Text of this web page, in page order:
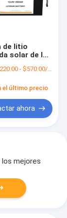
de litio
solar de la
solar
del ciclo de
- $570.00/Unit 20.0 Units
el último precio
ahora
mejores